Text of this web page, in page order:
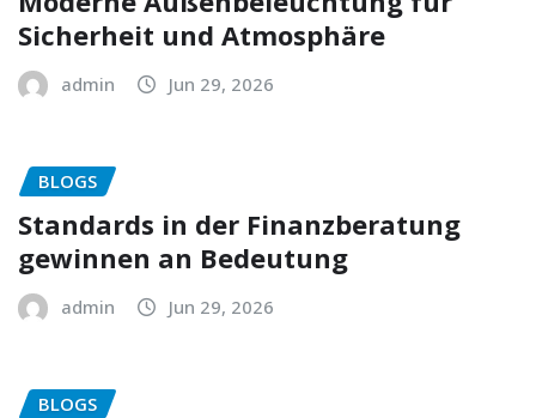
Sicherheit und Atmosphäre
admin Jun 29, 2026
BLOGS
Standards in der Finanzberatung
gewinnen an Bedeutung
admin Jun 29, 2026
BLOGS